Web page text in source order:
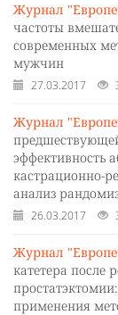
Журнал
частоты
современных
мужчин
27.03.2017
Журнал
эффективность
кастрационно-
анализ
26.03.2017
Журнал
катетера после
применения